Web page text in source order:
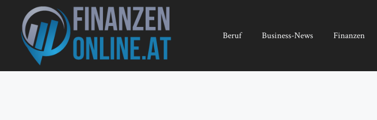
springen
Beruf Business-News Finanzen